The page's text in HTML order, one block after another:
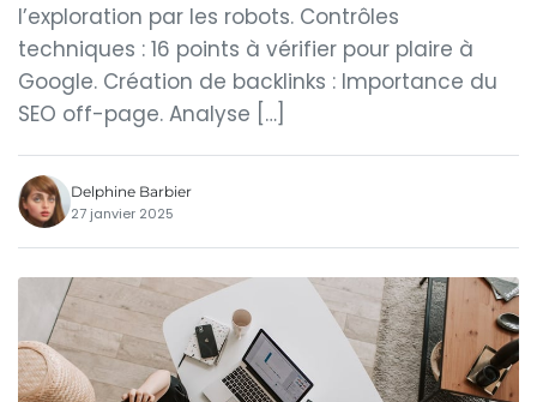
l’exploration par les robots. Contrôles
techniques : 16 points à vérifier pour plaire à
Google. Création de backlinks : Importance du
SEO off-page. Analyse […]
Delphine Barbier
27 janvier 2025